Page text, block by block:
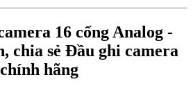
16 cổng Analog -
chia sẻ Đầu ghi camera
hãng